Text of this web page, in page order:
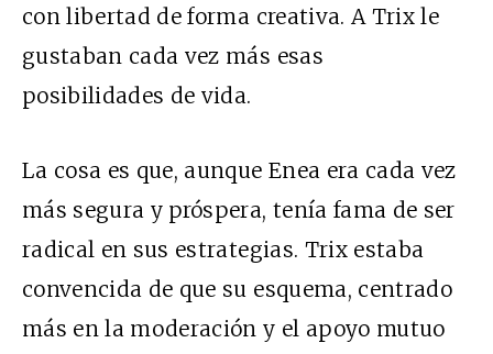
con libertad de forma creativa. A Trix le
gustaban cada vez más esas
posibilidades de vida.
La cosa es que, aunque Enea era cada vez
más segura y próspera, tenía fama de ser
radical en sus estrategias. Trix estaba
convencida de que su esquema, centrado
más en la moderación y el apoyo mutuo